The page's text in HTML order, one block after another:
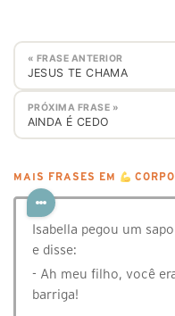
« FRASE ANTERIOR
JESUS TE CHAMA
PRÓXIMA FRASE »
AINDA É CEDO
MAIS FRASES EM
Isabella pegou um
e disse:
- Ah meu filho, você
barriga!